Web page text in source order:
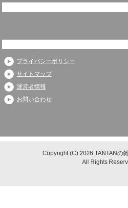
プライバシーポリシー
サイトマップ
運営者情報
お問い合わせ
Copyright (C) 2026 TANTANの
All Rights